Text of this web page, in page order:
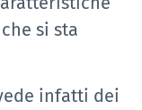
si sta
infatti dei